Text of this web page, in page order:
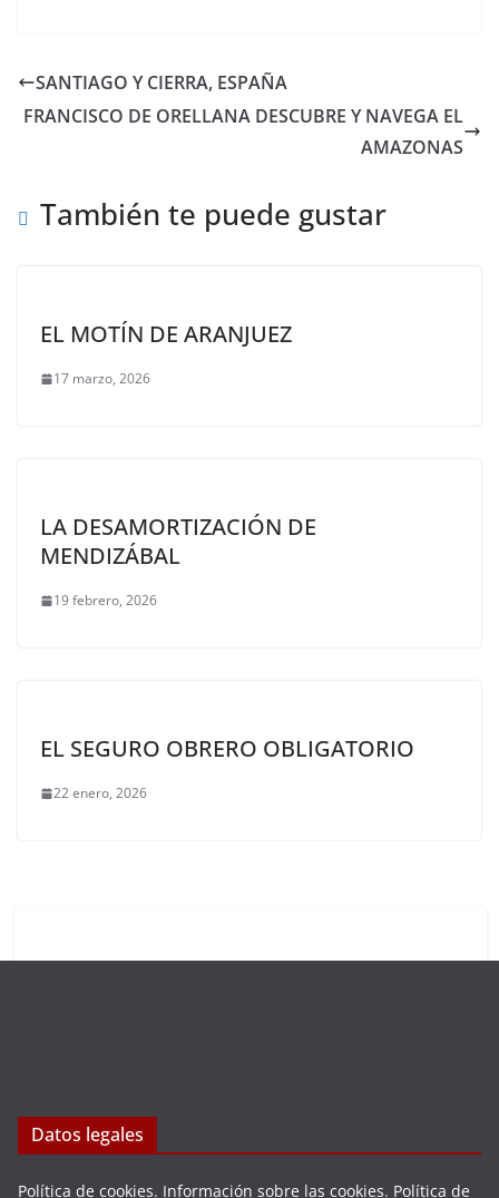
SANTIAGO Y CIERRA, ESPAÑA
FRANCISCO DE ORELLANA DESCUBRE Y NAVEGA EL
AMAZONAS
También te puede gustar
EL MOTÍN DE ARANJUEZ
17 marzo, 2026
LA DESAMORTIZACIÓN DE
MENDIZÁBAL
19 febrero, 2026
EL SEGURO OBRERO OBLIGATORIO
22 enero, 2026
Datos legales
Política de cookies. Información sobre las cookies. Política de